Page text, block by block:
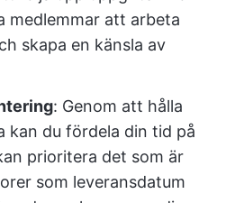
medlemmar att arbeta
skapa en känsla av
: Genom att hålla
kan du fördela din tid på
prioritera det som är
som leveransdatum